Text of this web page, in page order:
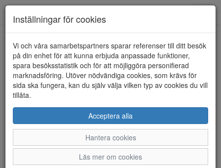
HEM RIEKER
Inställningar för cookies
Vi och våra samarbetspartners sparar referenser till ditt besök
på din enhet för att kunna erbjuda anpassade funktioner,
spara besöksstatistik och för att möjliggöra personifierad
marknadsföring. Utöver nödvändiga cookies, som krävs för
sida ska fungera, kan du själv välja vilken typ av cookies du vill
tillåta.
Acceptera alla
Hantera cookies
Läs mer om cookies